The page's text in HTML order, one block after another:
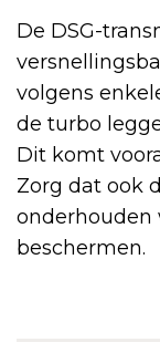
De DSG-
volgens
de turbo
Dit komt
Zorg dat ook
onderhouden
beschermen.